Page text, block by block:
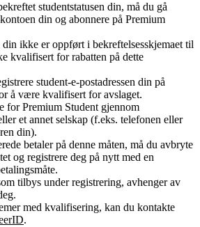
studentstatusen din, må du gå
din og abonnere på Premium
ikke er oppført i bekreftelsesskjemaet til
kvalifisert for rabatten på dette
student-e-postadressen din på
å være kvalifisert for avslaget.
for Premium Student gjennom
et annet selskap (f.eks. telefonen eller
din).
betaler på denne måten, må du avbryte
og registrere deg på nytt med en
tilbys under registrering, avhenger av
med kvalifisering, kan du kontakte
.